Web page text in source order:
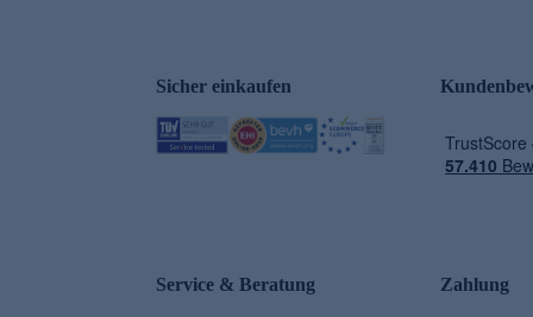
Sicher einkaufen
Service & Beratung Zahlung